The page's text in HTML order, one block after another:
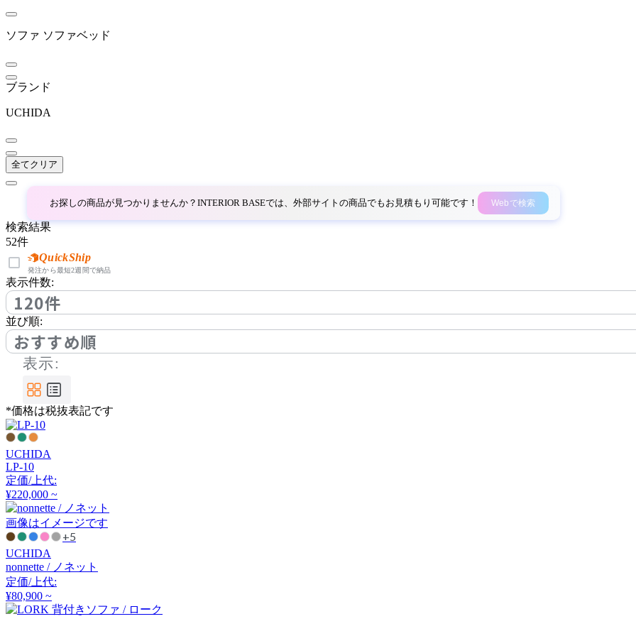
ビーライン
ベラコンテ
BoConcept
by interiors
バイインテリアズ
TURE
カーボンストックファニ
チャー
Coccole
コッコレ
COLON
コロン
COMPLEX UNIVERSAL
ソファ ソファベッド
ブランド
UCHIDA
全てクリア
お探しの商品が見つかりませんか？INTERIOR BASEでは、外部サイトの商品でもお見積もり可能です！ Webで検索
検索結果
52件
QuickShip
発注から最短2週間で納品
表示件数:
120件
並び順:
おすすめ順
表示:
*価格は税抜表記です
UCHIDA
LP-10
定価/上代:
¥220,000 ~
画像はイメージです
+5
UCHIDA
nonnette / ノネット
定価/上代:
¥80,900 ~